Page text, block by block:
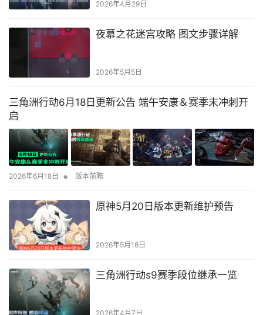
2026年4月29日
夜幕之花迷宫攻略 图文步骤详解
2026年5月5日
三角洲行动6月18日更新公告 端午安康＆赛季末冲刺开
启
2026年6月18日 • 版本前瞻
原神5月20日版本更新维护预告
2026年5月18日
三角洲行动s9赛季段位继承一览
2026年4月7日